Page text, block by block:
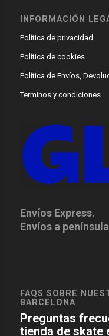
INFORMACIÓN
Política de privacidad
Política de cookies
Política de Envíos,
Terminos y condiciones
Envíos Express.
Envíos a
FAQS SOBRE
BARCELONA
Preguntas
tienda de skate